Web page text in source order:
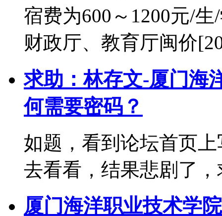
宿费为600～1200元/
财政厅、教育厅闽价
求助：林存文-厦门海
何需要密码？
如题，看到论坛首页
去看看，结果悲剧了
厦门海洋职业技术学